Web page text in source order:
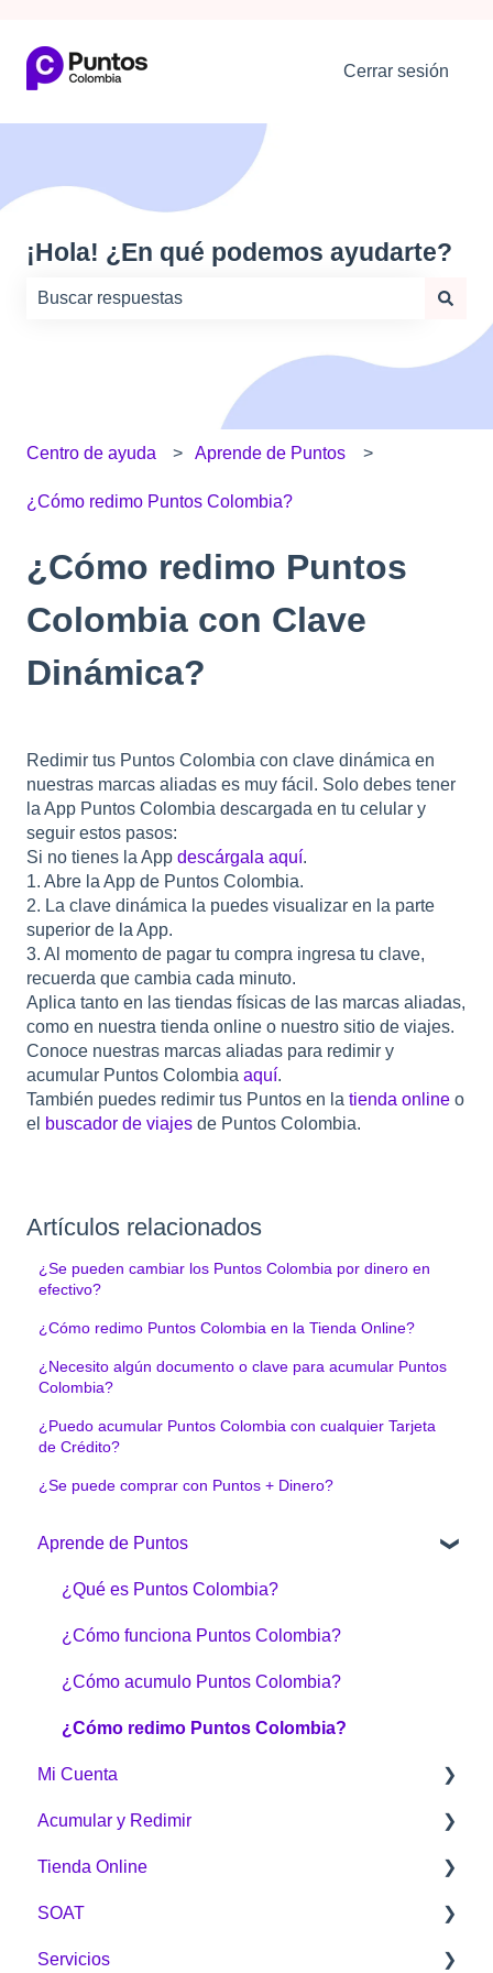
Cerrar sesión
¡Hola! ¿En qué podemos ayudarte?
No hay sugerencias porque el campo de búsqueda
Centro de ayuda Aprende de Puntos
¿Cómo redimo Puntos Colombia?
¿Cómo redimo Puntos
Colombia con Clave
Dinámica?
Redimir tus Puntos Colombia con clave dinámica en
nuestras marcas aliadas es muy fácil. Solo debes tener
la App Puntos Colombia descargada en tu celular y
seguir estos pasos:
Si no tienes la App descárgala aquí.
1. Abre la App de Puntos Colombia.
2. La clave dinámica la puedes visualizar en la parte
superior de la App.
3. Al momento de pagar tu compra ingresa tu clave,
recuerda que cambia cada minuto.
Aplica tanto en las tiendas físicas de las marcas aliadas,
como en nuestra tienda online o nuestro sitio de viajes.
Conoce nuestras marcas aliadas para redimir y
acumular Puntos Colombia aquí.
También puedes redimir tus Puntos en la tienda online o
el buscador de viajes de Puntos Colombia.
Artículos relacionados
¿Se pueden cambiar los Puntos Colombia por dinero en
efectivo?
¿Cómo redimo Puntos Colombia en la Tienda Online?
¿Necesito algún documento o clave para acumular Puntos
Colombia?
¿Puedo acumular Puntos Colombia con cualquier Tarjeta
de Crédito?
¿Se puede comprar con Puntos + Dinero?
Aprende de Puntos
¿Qué es Puntos Colombia?
¿Cómo funciona Puntos Colombia?
¿Cómo acumulo Puntos Colombia?
¿Cómo redimo Puntos Colombia?
Mi Cuenta
Generalidades
Acumular y Redimir
¿Cómo acumular?
¿Cómo redimo Puntos Colombia?
Botón Puntos Colombia
Tienda Online
Sobre la Tienda Online
Compras
SOAT
General
Servicios